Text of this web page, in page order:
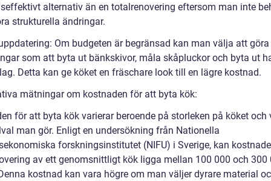
alternativ än en totalrenovering eftersom man inte
strukturella ändringar.
Om budgeten är begränsad kan man välja att
som att byta ut bänkskivor, måla skåpluckor och byta ut
Detta kan ge köket en fräschare look till en lägre kostnad.
mätningar om kostnaden för att byta kök:
för att byta kök varierar beroende på storleken på köket och
man gör. Enligt en undersökning från Nationella
forskningsinstitutet (NIFU) i Sverige, kan
av ett genomsnittligt kök ligga mellan 100 000 och 300
kostnad kan vara högre om man väljer dyrare material